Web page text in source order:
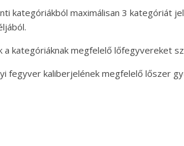
kategóriákból maximálisan 3 kategóriát
kategóriáknak megfelelő lőfegyvereket
kaliberjelének megfelelő lőszer